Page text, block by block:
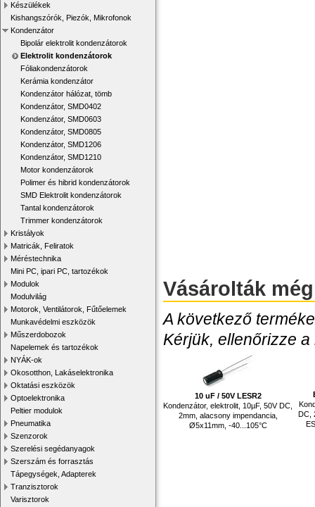
Készülékek
Kishangszórók, Piezók, Mikrofonok
Kondenzátor
Bipolár elektrolit kondenzátorok
Elektrolit kondenzátorok
Fóliakondenzátorok
Kerámia kondenzátor
Kondenzátor hálózat, tömb
Kondenzátor, SMD0402
Kondenzátor, SMD0603
Kondenzátor, SMD0805
Kondenzátor, SMD1206
Kondenzátor, SMD1210
Motor kondenzátorok
Polimer és hibrid kondenzátorok
SMD Elektrolit kondenzátorok
Tantal kondenzátorok
Trimmer kondenzátorok
Kristályok
Matricák, Feliratok
Méréstechnika
Mini PC, ipari PC, tartozékok
Modulok
Modulvilág
Motorok, Ventilátorok, Fűtőelemek
Munkavédelmi eszközök
Műszerdobozok
Napelemek és tartozékok
NYÁK-ok
Okosotthon, Lakáselektronika
Oktatási eszközök
Optoelektronika
Peltier modulok
Pneumatika
Szenzorok
Szerelési segédanyagok
Szerszám és forrasztás
Tápegységek, Adapterek
Tranzisztorok
Varisztorok
Vásárolták még
A következő
Kérjük, ellenőrizze
10 uF / 50V LESR2
Kondenzátor, elektrolit, 10µF, 50V DC,
2mm, alacsony impendancia,
Ø5x11mm, -40...105°C
DC,